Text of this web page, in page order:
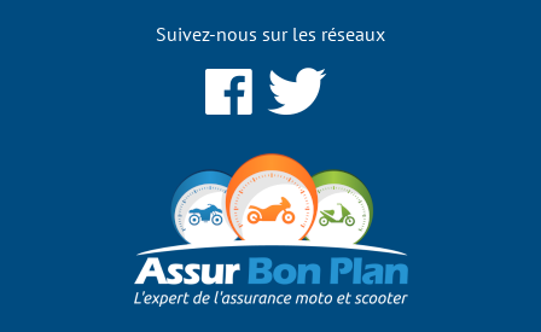
utilisons des cookies qui nous permettent d’établir des
d’améliorer nos performances et de personnaliser votre
vous de bénéficier des fonctionnalités de notre site ?
modifier vos préférences par la suite, cliquez sur le lien
Suivez-nous sur les réseaux